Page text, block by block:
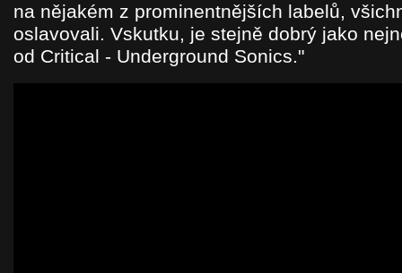
na nějakém z prominentnějších labelů,
oslavovali. Vskutku, je stejně dobrý jako
od Critical - Underground Sonics."